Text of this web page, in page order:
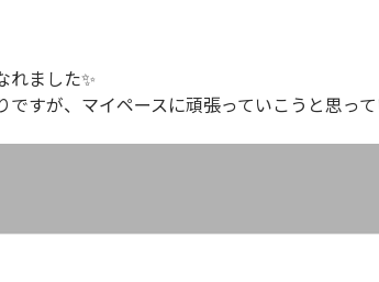
れました✨️
すが、マイペースに頑張っていこうと思っ